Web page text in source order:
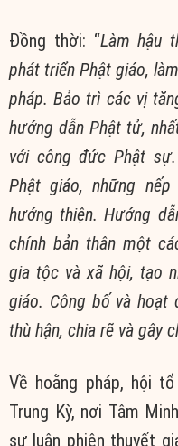
Đồng thời: “Làm hậu
phát triển Phật giáo,
pháp. Bảo trì các vị
hướng dẫn Phật tử,
với công đức Phật
Phật giáo, những
hướng thiện. Hướng
chính bản thân một
gia tộc và xã hội, tạo
giáo. Công bố và
thù hận, chia rẽ và gây
Về hoằng pháp, hội
Trung Kỳ, nơi Tâm
sư luân phiên thuyết